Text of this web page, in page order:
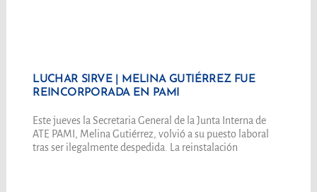
LUCHAR SIRVE | MELINA GUTIÉRREZ FUE
REINCORPORADA EN PAMI
Este jueves la Secretaria General de la Junta Interna de
ATE PAMI, Melina Gutiérrez, volvió a su puesto laboral
tras ser ilegalmente despedida. La reinstalación